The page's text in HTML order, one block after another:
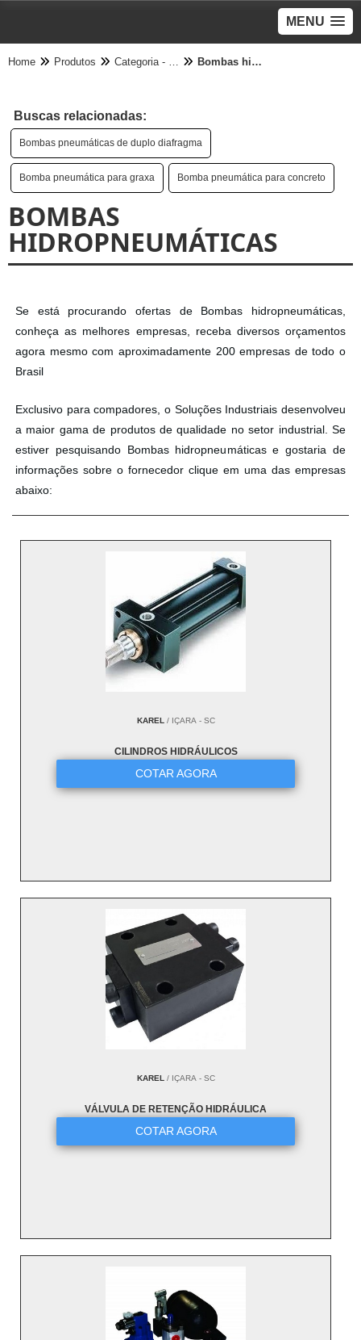
MENU
Home Produtos Categoria - Bomba Pneumática Bombas hidropneumáticas
Buscas relacionadas:
Bombas pneumáticas de duplo diafragma
Bomba pneumática para graxa Bomba pneumática para concreto
BOMBAS
HIDROPNEUMÁTICAS
Se está procurando ofertas de Bombas hidropneumáticas,
conheça as melhores empresas, receba diversos orçamentos
agora mesmo com aproximadamente 200 empresas de todo o
Brasil
Exclusivo para compadores, o Soluções Industriais desenvolveu
a maior gama de produtos de qualidade no setor industrial. Se
estiver pesquisando Bombas hidropneumáticas e gostaria de
informações sobre o fornecedor clique em uma das empresas
abaixo:
KAREL/ IÇARA - SC
CILINDROS HIDRÁULICOS
COTAR AGORA
KAREL/ IÇARA - SC
VÁLVULA DE RETENÇÃO HIDRÁULICA
COTAR AGORA